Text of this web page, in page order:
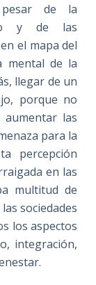
de la
y de las
el mapa del
mental de la
llegar de un
porque no
aumentar las
para la
percepción
en las
multitud de
sociedades
los aspectos
integración,